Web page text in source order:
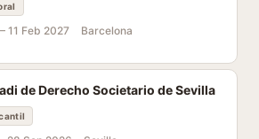
11 Feb 2027 Barcelona
de Derecho Societario de Sevilla